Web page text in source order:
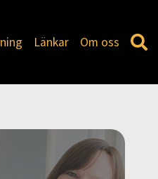
Länkar Om oss